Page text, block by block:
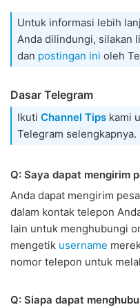
Untuk informasi lebih
Anda dilindungi, silakan
dan postingan ini oleh
Dasar Telegram
Ikuti Channel Tips kami
Telegram selengkapnya.
Q: Saya dapat mengirim
Anda dapat mengirim
dalam kontak telepon
lain untuk menghubungi
mengetik username
nomor telepon untuk
Q: Siapa dapat